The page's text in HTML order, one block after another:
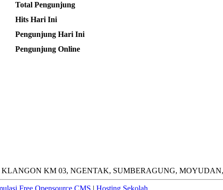
Total Pengunjung
Hits Hari Ini
Pengunjung Hari Ini
Pengunjung Online
KM 03, NGENTAK, SUMBERAGUNG, MOYUDAN,
Free Opensource CMS | Hosting Sekolah